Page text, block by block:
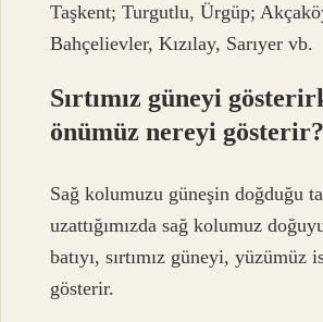
Taşkent; Turgutlu, Ürgüp;
Bahçelievler, Kızılay, Sarıyer vb.
Sırtımız güneyi
önümüz nereyi gösterir?
Sağ kolumuzu güneşin doğduğu
uzattığımızda sağ kolumuz
batıyı, sırtımız güneyi, yüzümüz
gösterir.